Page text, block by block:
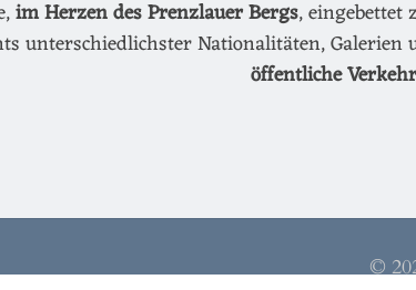
im Herzen des Prenzlauer Bergs,
unterschiedlichster Nationalitäten,
öffentliche
©